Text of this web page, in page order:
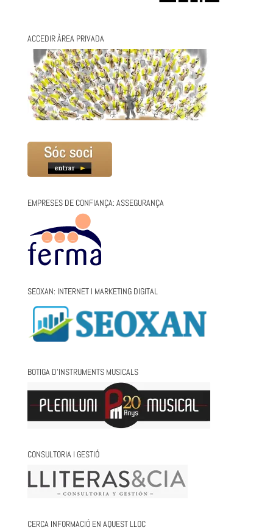
ACCEDIR ÀREA PRIVADA
EMPRESES DE CONFIANÇA: ASSEGURANÇA
SEOXAN: INTERNET I MARKETING DIGITAL
BOTIGA D’INSTRUMENTS MUSICALS
CONSULTORIA I GESTIÓ
CERCA INFORMACIÓ EN AQUEST LLOC